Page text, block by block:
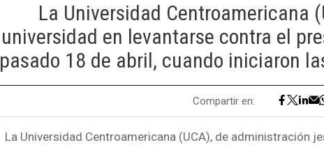
La Universidad Centroamericana
universidad en levantarse contra el
pasado 18 de abril, cuando iniciaron
Compartir en:
La Universidad Centroamericana (UCA), de administración